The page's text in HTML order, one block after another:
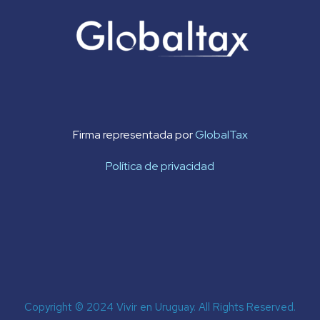
Firma representada porGlobalTax
Política de privacidad
Copyright © 2024 Vivir en Uruguay. All Rights Reserved.